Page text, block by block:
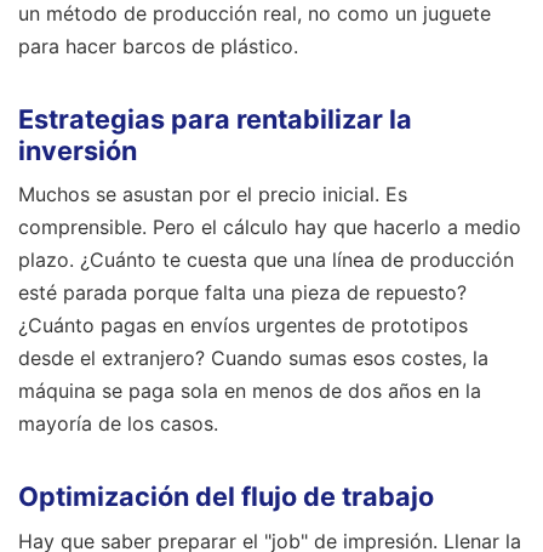
un método de producción real, no como un juguete
para hacer barcos de plástico.
Estrategias para rentabilizar la
inversión
Muchos se asustan por el precio inicial. Es
comprensible. Pero el cálculo hay que hacerlo a medio
plazo. ¿Cuánto te cuesta que una línea de producción
esté parada porque falta una pieza de repuesto?
¿Cuánto pagas en envíos urgentes de prototipos
desde el extranjero? Cuando sumas esos costes, la
máquina se paga sola en menos de dos años en la
mayoría de los casos.
Optimización del flujo de trabajo
Hay que saber preparar el "job" de impresión. Llenar la